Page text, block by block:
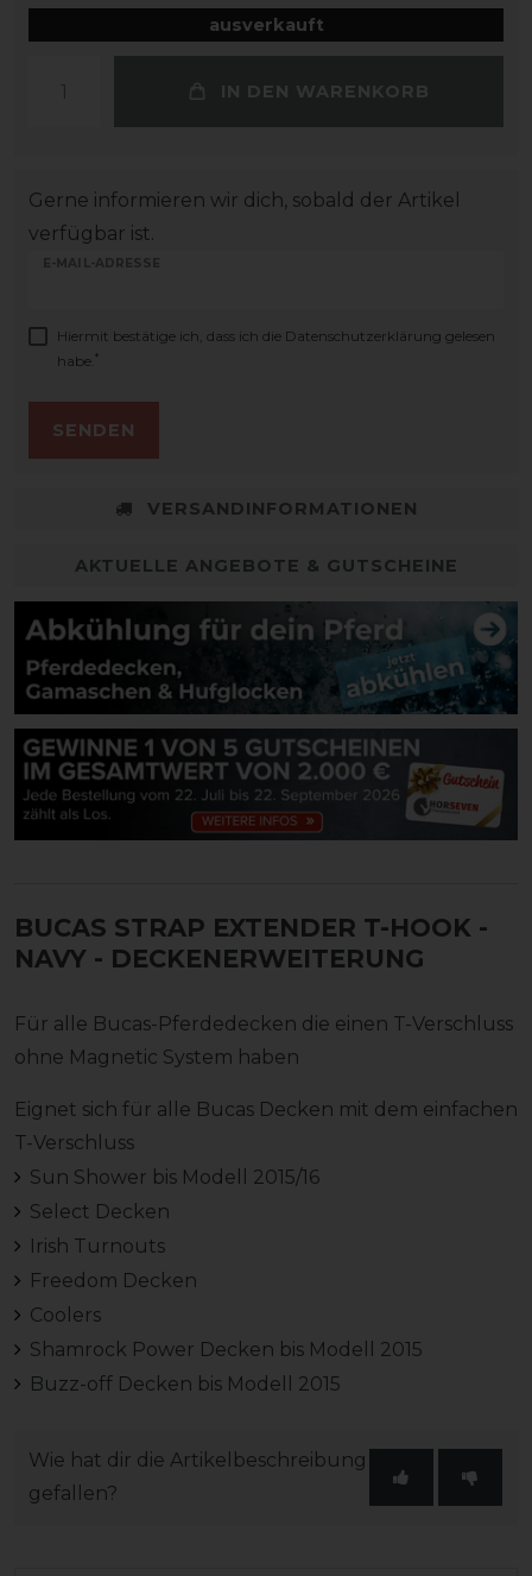
ausverkauft
IN DEN WARENKORB
Gerne informieren wir dich, sobald der Artikel
verfügbar ist.
E-MAIL-ADRESSE
Hiermit bestätige ich, dass ich die Daten­schutz­erklärung gelesen
habe. *
SENDEN
VERSANDINFORMATIONEN
AKTUELLE ANGEBOTE & GUTSCHEINE
BUCAS STRAP EXTENDER T-HOOK -
NAVY - DECKENERWEITERUNG
Für alle Bucas-Pferdedecken die einen T-Verschluss
ohne Magnetic System haben
Eignet sich für alle Bucas Decken mit dem einfachen
T-Verschluss
Sun Shower bis Modell 2015/16
Select Decken
Irish Turnouts
Freedom Decken
Coolers
Shamrock Power Decken bis Modell 2015
Buzz-off Decken bis Modell 2015
Wie hat dir die Artikelbeschreibung
gefallen?